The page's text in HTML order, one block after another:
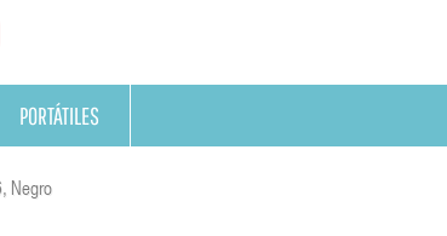
PORTÁTILES
Negro